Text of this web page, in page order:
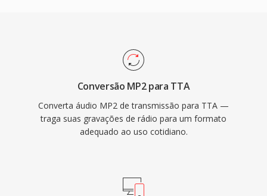
lossless concorrentes. A implementacao de
referência de código aberto é distribuida sob a
GNU GPL, encorajando adoção pela
comunidade é integracoes de terceiros.
Embora codecs mais recentes como FLAC
tenham capturado uma fatia maior do cenário
compressão transparente.
Conversão MP2 para TTA
Converta áudio MP2 de transmissão para TTA —
traga suas gravações de rádio para um formato
adequado ao uso cotidiano.